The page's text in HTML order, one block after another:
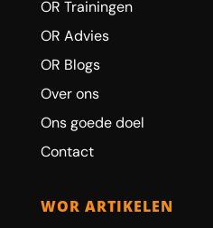
OR Trainingen
OR Advies
OR Blogs
Over ons
Ons goede doel
Contact
WOR ARTIKELEN